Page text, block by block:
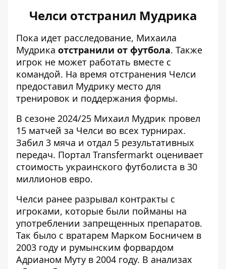
Челси отстранил Мудрика
Пока идет расследование, Михаила
Мудрика отстранили от футбола. Также
игрок не может работать вместе с
командой. На время отстранения Челси
предоставил Мудрику место для
тренировок и поддержания формы.
В сезоне 2024/25 Михаил Мудрик провел
15 матчей за Челси во всех турнирах.
Забил 3 мяча и отдал 5 результативных
передач. Портал Transfermarkt оценивает
стоимость украинского футболиста в 30
миллионов евро.
Челси ранее разрывал контракты с
игроками, которые были пойманы на
употреблении запрещенных препаратов.
Так было с вратарем Марком Босничем в
2003 году и румынским форвардом
Адрианом Муту в 2004 году. В анализах